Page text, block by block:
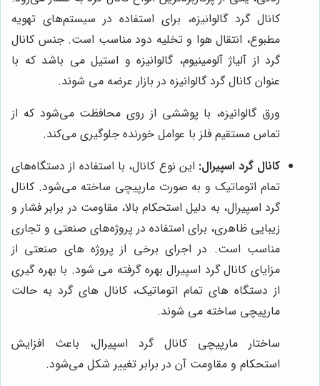
کانال گرد گالوانیزه، برای استفاده در سیستم‌های تهویه
مطبوع، انتقال هوا و تخلیه دود مناسب است. جنس کانال
گرد از آلیاژ آلومینیوم، گالوانیزه و استیل می باشد که با
عنوان کانال گرد گالوانیزه در بازار عرضه می شوند.
ورق گالوانیزه، با پوششی از روی محافظت می‌شود که از
تماس مستقیم فلز با عوامل خورنده جلوگیری می‌کند.
کانال گرد اسپیرال: این نوع کانال، با استفاده از دستگاه‌های
تمام اتوماتیک و به صورت مارپیچی ساخته می‌شود. کانال
گرد اسپیرال، به دلیل استحکام بالا، مقاومت در برابر فشار و
زیبایی ظاهری، برای استفاده در پروژه‌های صنعتی و تجاری
مناسب است. در اجرای برخی از پروژه های صنعتی از
مزایای کانال گرد اسپیرال بهره گرفته می شود. با بهره گیری
از دستگاه های تمام اتوماتیک، کانال های گرد به حالت
مارپیچی ساخته می شوند.
ساختار مارپیچی کانال گرد اسپیرال، باعث افزایش
استحکام و مقاومت آن در برابر تغییر شکل می‌شود.